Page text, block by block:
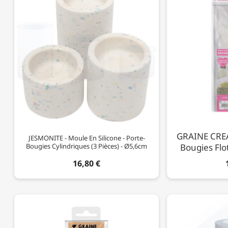
JESMONITE - Moule En Silicone - Porte-
Bougies Cylindriques (3 Pièces) - Ø5,6cm
16,80 €
GRAINE
Bougies